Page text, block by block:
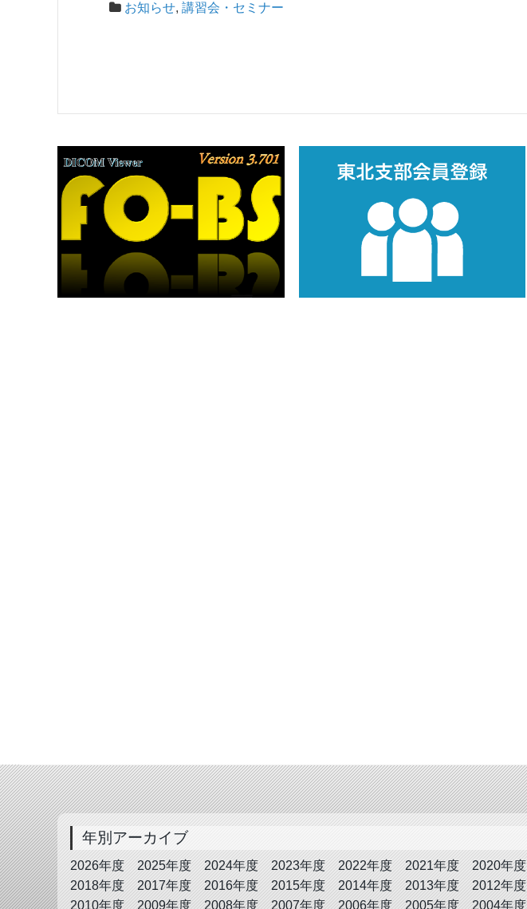
お知らせ, 講習会・セミナー
年別アーカイブ
2026年度 2025年度 2024年度 2023年度 2022年度 2021年度 2020年度
2018年度
2017年度 2016年度 2015年度 2014年度 2013年度 2012年度
2010年度
2009年度 2008年度 2007年度 2006年度 2005年度 2004年度